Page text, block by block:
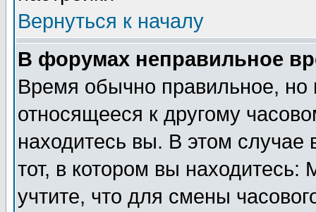
Вернуться к началу
В форумах неправильное
Время обычно правильное,
относящееся к другому
находитесь вы. В этом
тот, в котором вы
учтите, что для смены